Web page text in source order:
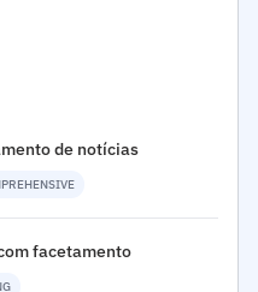
de notícias
facetamento